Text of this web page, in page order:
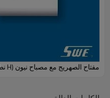
مفتاح الصهريج مع مصباح نيون (H نطاق)